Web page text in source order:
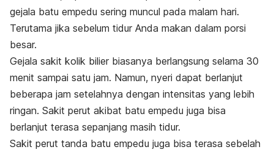
gejala batu empedu sering muncul pada malam hari.
Terutama jika sebelum tidur Anda makan dalam porsi
besar.
Gejala sakit kolik bilier biasanya berlangsung selama 30
menit sampai satu jam. Namun, nyeri dapat berlanjut
beberapa jam setelahnya dengan intensitas yang lebih
ringan. Sakit perut akibat batu empedu juga bisa
berlanjut terasa sepanjang masih tidur.
Sakit perut tanda batu empedu juga bisa terasa sebelah